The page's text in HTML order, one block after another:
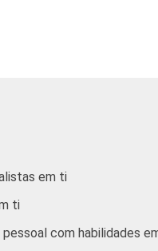
em ti
ti
com habilidades